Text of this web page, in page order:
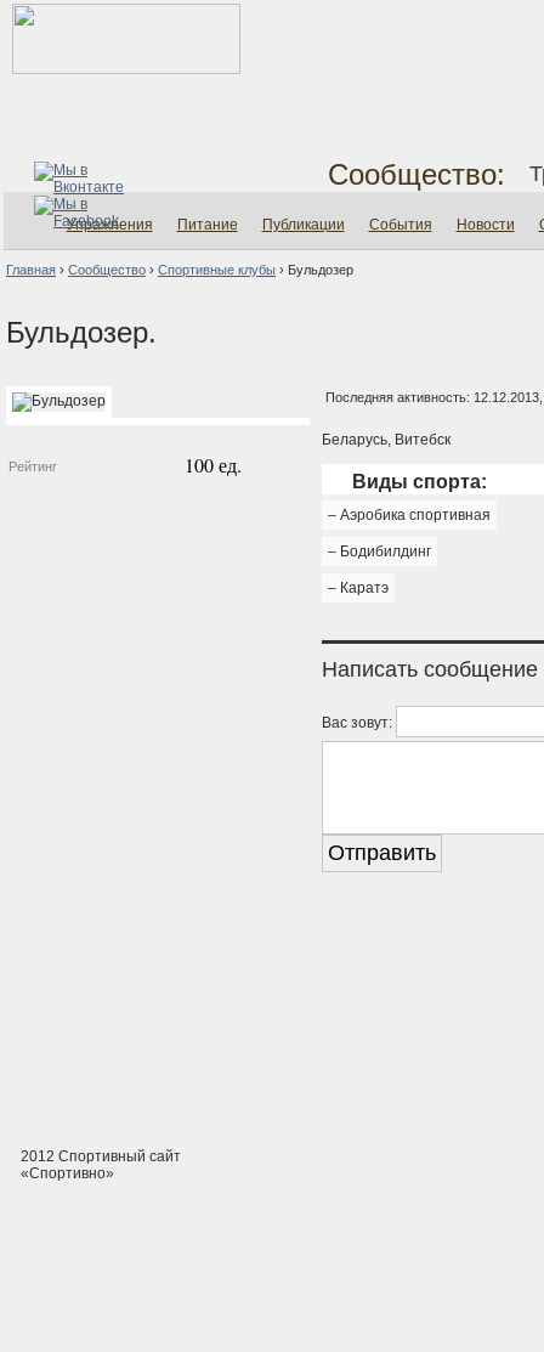
Сообщество:
Упражнения Питание Публикации События Новости
Главная › Сообщество › Спортивные клубы › Бульдозер
Бульдозер.
Рейтинг 100 ед.
Последняя активность:
Беларусь, Витебск
Виды спорта:
– Аэробика спортивная
– Бодибилдинг
– Каратэ
Написать сообщение
Вас зовут:
2012 Спортивный сайт
«Спортивно»